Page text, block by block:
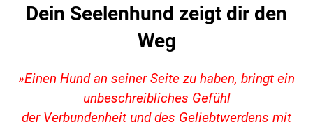
Dein Seelenhund zeigt dir den
Weg
»Einen Hund an seiner Seite zu haben, bringt ein
unbeschreibliches Gefühl
der Verbundenheit und des Geliebtwerdens mit